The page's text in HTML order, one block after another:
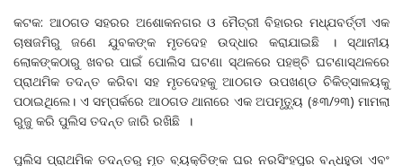
କଟକ: ଆଠଗଡ ସହରର ଅଶୋକନଗର ଓ ମୈତ୍ରୀ ବିହାରର ମଧ୍ଯବର୍ତ୍ତୀ ଏକ
ଚାଷଜମିରୁ ଜଣେ ଯୁବକଙ୍କ ମୃତଦେହ ଉଦ୍ଧାର କରାଯାଇଛି । ସ୍ଥାନୀୟ
ଲୋକଙ୍କଠାରୁ ଖବର ପାଇଁ ପୋଲିସ ଘଟଣା ସ୍ଥଳରେ ପହଞ୍ଚି ଘଟଣାସ୍ଥଳରେ
ପ୍ରାଥମିକ ତଦନ୍ତ କରିବା ସହ ମୃତଦେହକୁ ଆଠଗଡ ଉପଖଣ୍ଡ ଚିକିତ୍ସାଳୟକୁ
ପଠାଇଥିଲେ। ଏ ସମ୍ପର୍କରେ ଆଠଗଡ ଥାନାରେ ଏକ ଅପମୃତ୍ୟୁ (୫୩/୨୩) ମାମଲା
ରୁଜୁ କରି ପୁଲିସ ତଦନ୍ତ ଜାରି ରଖିଛି ।
ପୁଲିସ ପ୍ରାଥମିକ ତଦନ୍ତରୁ ମୃତ ବ୍ୟକ୍ତିଙ୍କ ଘର ନରସିଂହପୁର ବନ୍ଧହୁଡା ଏବଂ